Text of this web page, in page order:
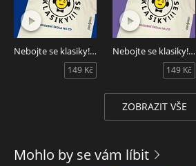
Nebojte se klasiky! Hudební škola 5 - Johann Sebastian Bach
149 Kč
Nebojte se klasiky! Hudební škola 4 - Bohuslav Martinů
149 Kč
ZOBRAZIT VŠE
Mohlo by se vám líbit